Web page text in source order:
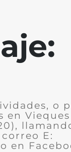
o
en
E:
en